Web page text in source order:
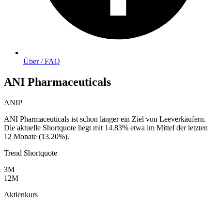
Über / FAQ
ANI Pharmaceuticals
ANIP
ANI Pharmaceuticals ist schon länger ein Ziel von Leeverkäufern.
Die aktuelle Shortquote liegt mit 14.83% etwa im Mittel der letzten
12 Monate (13.20%).
Trend Shortquote
3M
12M
Aktienkurs